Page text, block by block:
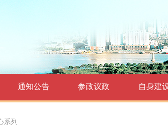
通知公告 参政议政 自身建
系列